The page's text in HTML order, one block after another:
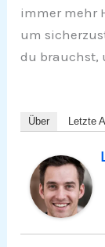
immer mehr
um
du brauchst,
Über Letzte